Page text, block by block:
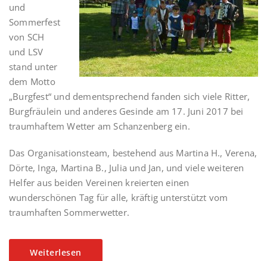
und
Sommerfest
von SCH
und LSV
stand unter
dem Motto
„Burgfest“ und dementsprechend fanden sich viele Ritter,
Burgfräulein und anderes Gesinde am 17. Juni 2017 bei
traumhaftem Wetter am Schanzenberg ein.
Das Organisationsteam, bestehend aus Martina H., Verena,
Dörte, Inga, Martina B., Julia und Jan, und viele weiteren
Helfer aus beiden Vereinen kreierten einen
wunderschönen Tag für alle, kräftig unterstützt vom
traumhaften Sommerwetter.
Weiterlesen